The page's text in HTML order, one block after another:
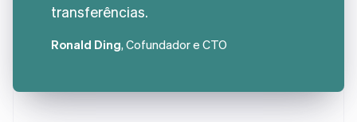
transferências.
Ronald Ding, Cofundador e CTO